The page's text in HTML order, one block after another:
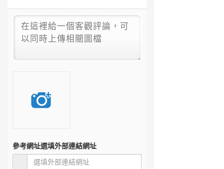
參考網址選填外部連結網址